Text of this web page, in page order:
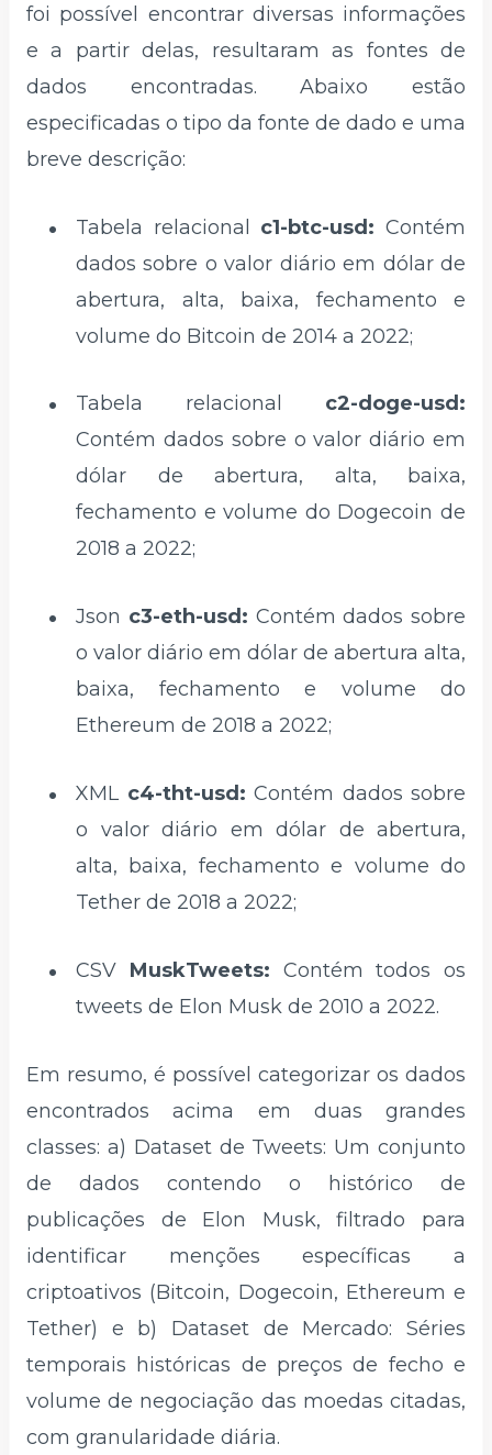
foi possível encontrar diversas informações
e a partir delas, resultaram as fontes de
dados encontradas. Abaixo estão
especificadas o tipo da fonte de dado e uma
breve descrição:
Tabela relacional c1-btc-usd: Contém
dados sobre o valor diário em dólar de
abertura, alta, baixa, fechamento e
volume do Bitcoin de 2014 a 2022;
Tabela relacional c2-doge-usd:
Contém dados sobre o valor diário em
dólar de abertura, alta, baixa,
fechamento e volume do Dogecoin de
2018 a 2022;
Json c3-eth-usd: Contém dados sobre
o valor diário em dólar de abertura alta,
baixa, fechamento e volume do
Ethereum de 2018 a 2022;
XML c4-tht-usd: Contém dados sobre
o valor diário em dólar de abertura,
alta, baixa, fechamento e volume do
Tether de 2018 a 2022;
CSV MuskTweets: Contém todos os
tweets de Elon Musk de 2010 a 2022.
Em resumo, é possível categorizar os dados
encontrados acima em duas grandes
classes: a) Dataset de Tweets: Um conjunto
de dados contendo o histórico de
publicações de Elon Musk, filtrado para
identificar menções específicas a
criptoativos (Bitcoin, Dogecoin, Ethereum e
Tether) e b) Dataset de Mercado: Séries
temporais históricas de preços de fecho e
volume de negociação das moedas citadas,
com granularidade diária.